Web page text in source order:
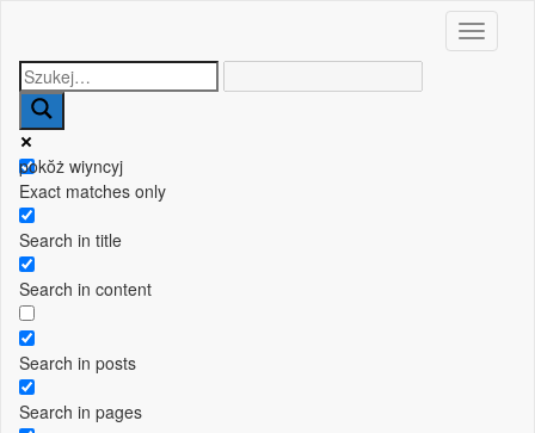
Toggle
pokŏż wiyncyj
Exact matches only
Search in title
Search in content
Search in posts
Search in pages